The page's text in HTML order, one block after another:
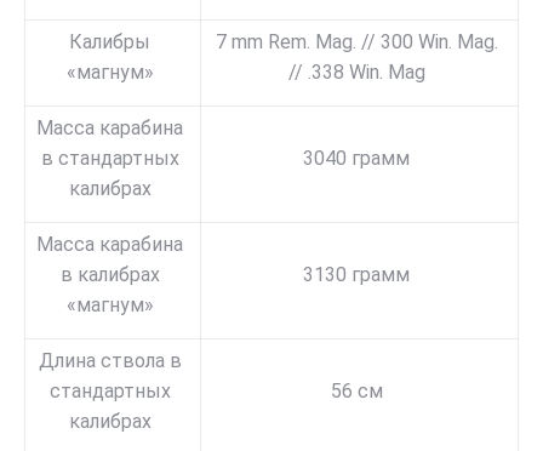
Калибры
«магнум»
7 mm Rem. Mag. // 300 Win. Mag.
// .338 Win. Mag
Масса карабина
в стандартных
калибрах
3040 грамм
Масса карабина
в калибрах
«магнум»
3130 грамм
Длина ствола в
стандартных
калибрах
56 см